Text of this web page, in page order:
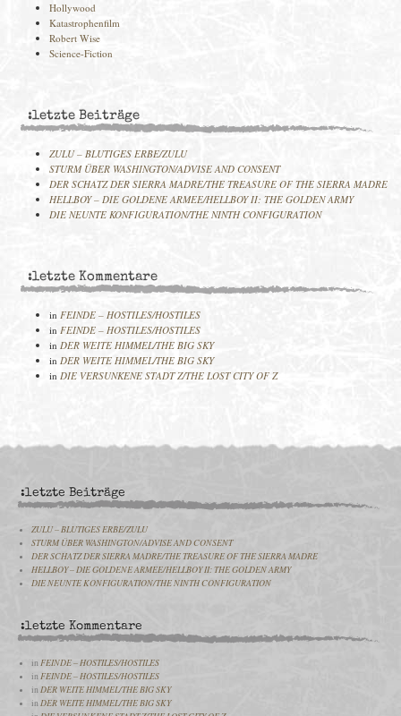
Hollywood
Katastrophenfilm
Robert Wise
Science-Fiction
:letzte Beiträge
ZULU – BLUTIGES ERBE/ZULU
STURM ÜBER WASHINGTON/ADVISE AND CONSENT
DER SCHATZ DER SIERRA MADRE/THE TREASURE OF THE SIERRA MADRE
HELLBOY – DIE GOLDENE ARMEE/HELLBOY II: THE GOLDEN ARMY
DIE NEUNTE KONFIGURATION/THE NINTH CONFIGURATION
:letzte Kommentare
in FEINDE – HOSTILES/HOSTILES
in FEINDE – HOSTILES/HOSTILES
in DER WEITE HIMMEL/THE BIG SKY
in DER WEITE HIMMEL/THE BIG SKY
in DIE VERSUNKENE STADT Z/THE LOST CITY OF Z
:letzte Beiträge
ZULU – BLUTIGES ERBE/ZULU
STURM ÜBER WASHINGTON/ADVISE AND CONSENT
DER SCHATZ DER SIERRA MADRE/THE TREASURE OF THE SIERRA MADRE
HELLBOY – DIE GOLDENE ARMEE/HELLBOY II: THE GOLDEN ARMY
DIE NEUNTE KONFIGURATION/THE NINTH CONFIGURATION
:letzte Kommentare
inFEINDE – HOSTILES/HOSTILES
inFEINDE – HOSTILES/HOSTILES
inDER WEITE HIMMEL/THE BIG SKY
inDER WEITE HIMMEL/THE BIG SKY